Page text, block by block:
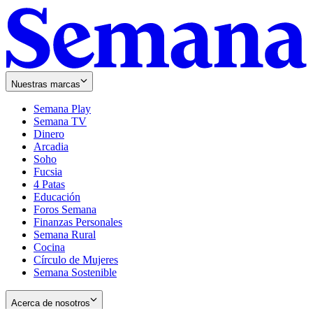
Nuestras marcas
Semana Play
Semana TV
Dinero
Arcadia
Soho
in
new
window
Fucsia
in
new
window
4 Patas
Educación
Foros Semana
Finanzas Personales
Semana Rural
Cocina
Círculo de Mujeres
Semana Sostenible
Acerca de nosotros